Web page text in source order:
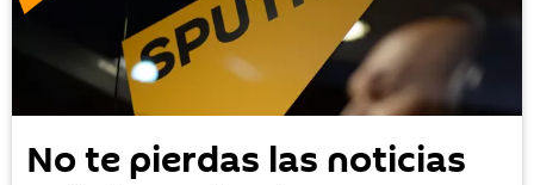
No te pierdas las noticias